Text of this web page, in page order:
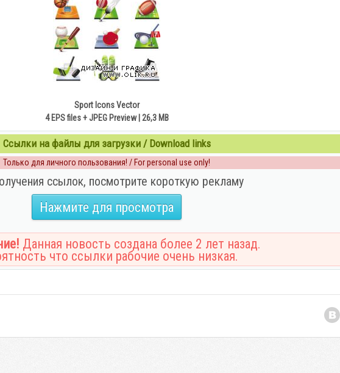
Sport Icons Vector
4 EPS files + JPEG Preview | 26,3 MB
Ссылки на файлы для загрузки / Download links
Только для личного пользования! / For personal use only!
ссылок, посмотрите короткую рекламу
Нажмите для просмотра
Данная новость создана более 2 лет назад.
что ссылки рабочие очень низкая.